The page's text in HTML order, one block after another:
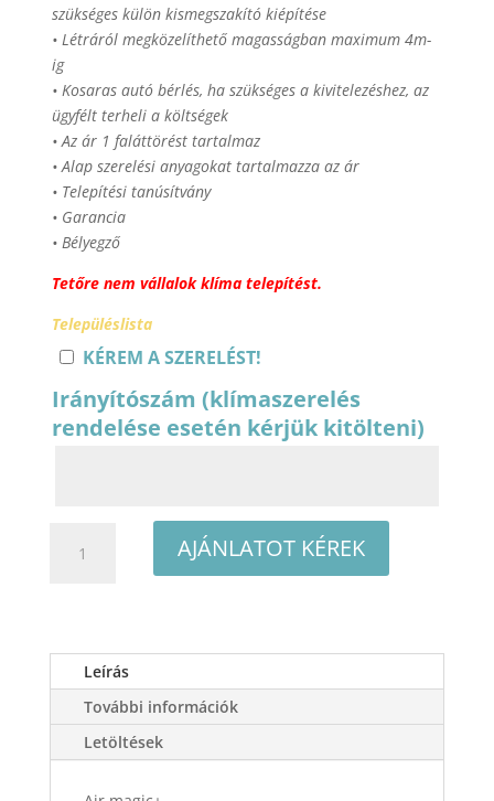
szükséges külön kismegszakító kiépítése
• Létráról megközelíthető magasságban maximum 4m-
ig
• Kosaras autó bérlés, ha szükséges a kivitelezéshez, az
ügyfélt terheli a költségek
• Az ár 1 faláttörést tartalmaz
• Alap szerelési anyagokat tartalmazza az ár
• Telepítési tanúsítvány
• Garancia
• Bélyegző
Tetőre nem vállalok klíma telepítést.
Településlista
KÉREM A SZERELÉST!
Irányítószám (klímaszerelés
rendelése esetén kérjük kitölteni)
Solstice
oldalfali
split
klíma
csomag
2,6
AJÁNLATOT KÉREK
Leírás
További információk
Letöltések